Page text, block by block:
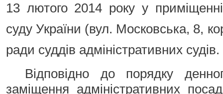
13 лютого 2014 року у
суду України (вул. Московська, 8,
ради суддів адміністративних судів.
Відповідно до порядку
заміщення адміністративних